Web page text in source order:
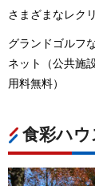
さまざまなレク
グランドゴルフ
ネット（公共施
用料無料）
食彩ハウ